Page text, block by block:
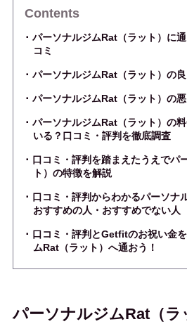
Contents
パーソナルジムRat（ラット）に
コミ
パーソナルジムRat（ラット）の
パーソナルジムRat（ラット）の
パーソナルジムRat（ラット）の
いる？口コミ・評判を徹底調査
口コミ・評判を踏まえたうえでパ
ト）の特徴を解説
口コミ・評判からわかるパーソナ
おすすめの人・おすすめでない人
口コミ・評判とGetfitのお祝い金
ムRat（ラット）へ通おう！
パーソナルジムRat（ラ